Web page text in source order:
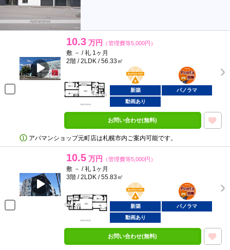
10.3 万円 （管理費等5,000円）
敷 － / 礼 1ヶ月
2階 / 2LDK / 56.33㎡
BunChinPAY
ポンタ
部屋
新築
パノラマ
動画あり
お問い合わせ(無料)
アパマンショップ元町店は札幌市内ご案内可能です。
10.5 万円 （管理費等5,000円）
敷 － / 礼 1ヶ月
3階 / 2LDK / 55.83㎡
BunChinPAY
ポンタ
部屋
新築
パノラマ
動画あり
お問い合わせ(無料)